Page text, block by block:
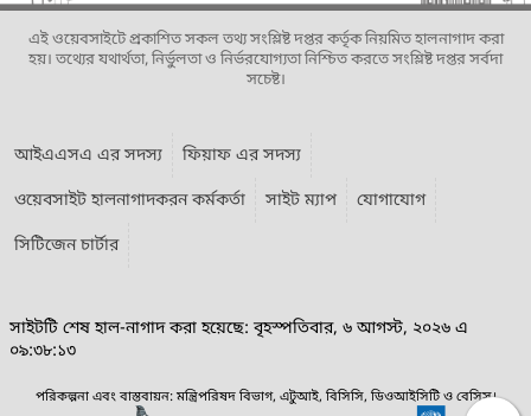
এই ওয়েবসাইটে প্রকাশিত সকল তথ্য সংশ্লিষ্ট দপ্তর কর্তৃক নিয়মিত হালনাগাদ করা
হয়। তথ্যের যথার্থতা, নির্ভুলতা ও নির্ভরযোগ্যতা নিশ্চিত করতে সংশ্লিষ্ট দপ্তর সর্বদা
সচেষ্ট।
আইএএসএ এর সদস্য
ফিয়াফ এর সদস্য
ওয়েবসাইট হালনাগাদকরন কর্মকর্তা
সাইট ম্যাপ
যোগাযোগ
সিটিজেন চার্টার
সাইটটি শেষ হাল-নাগাদ করা হয়েছে: বৃহস্পতিবার, ৬ আগস্ট, ২০২৬ এ
০৯:৩৮:১৩
পরিকল্পনা এবং বাস্তবায়ন: মন্ত্রিপরিষদ বিভাগ, এটুআই, বিসিসি, ডিওআইসিটি ও বেসিস।